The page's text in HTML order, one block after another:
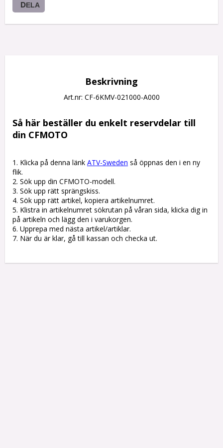
DELA
Beskrivning
Art.nr: CF-6KMV-021000-A000
Så här beställer du enkelt reservdelar till
din CFMOTO
1. Klicka på denna länk ATV-Sweden så öppnas den i en ny
flik.
2. Sök upp din CFMOTO-modell.
3. Sök upp rätt sprängskiss.
4. Sök upp rätt artikel, kopiera artikelnumret.
5. Klistra in artikelnumret sökrutan på våran sida, klicka dig in
på artikeln och lägg den i varukorgen.
6. Upprepa med nästa artikel/artiklar.
7. När du är klar, gå till kassan och checka ut.